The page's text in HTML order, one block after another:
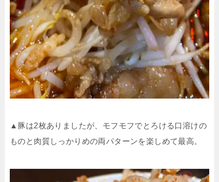
▲豚は2枚ありましたが、モフモフでとろける口溶けの
ものと肉質しっかりめの両パターンを楽しめて最高。